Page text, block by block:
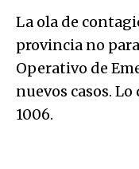
La ola de
provincia no
Operativo de
nuevos casos.
1006.